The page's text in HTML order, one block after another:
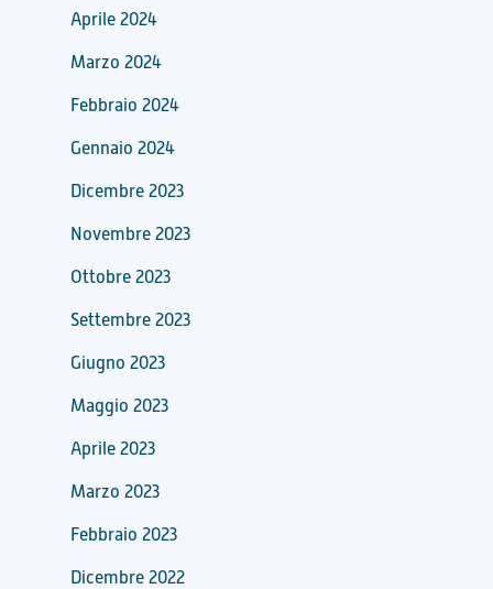
Aprile 2024
Marzo 2024
Febbraio 2024
Gennaio 2024
Dicembre 2023
Novembre 2023
Ottobre 2023
Settembre 2023
Giugno 2023
Maggio 2023
Aprile 2023
Marzo 2023
Febbraio 2023
Dicembre 2022